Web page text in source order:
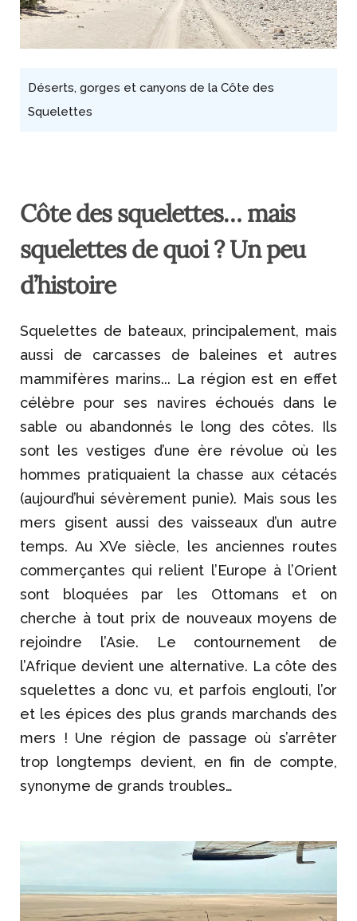
Déserts, gorges et canyons de la Côte des
Squelettes
Côte des squelettes… mais
squelettes de quoi ? Un peu
d’histoire
Squelettes de bateaux, principalement, mais
aussi de carcasses de baleines et autres
mammifères marins... La région est en effet
célèbre pour ses navires échoués dans le
sable ou abandonnés le long des côtes. Ils
sont les vestiges d’une ère révolue où les
hommes pratiquaient la chasse aux cétacés
(aujourd’hui sévèrement punie). Mais sous les
mers gisent aussi des vaisseaux d’un autre
temps. Au XVe siècle, les anciennes routes
commerçantes qui relient l’Europe à l’Orient
sont bloquées par les Ottomans et on
cherche à tout prix de nouveaux moyens de
rejoindre l’Asie. Le contournement de
l’Afrique devient une alternative. La côte des
squelettes a donc vu, et parfois englouti, l’or
et les épices des plus grands marchands des
mers ! Une région de passage où s’arrêter
trop longtemps devient, en fin de compte,
synonyme de grands troubles…